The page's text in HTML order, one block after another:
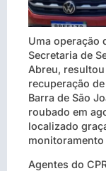
Uma operação
Secretaria de
Abreu,
recuperação
Barra de São
roubado em
localizado
monitoramento
Agentes do